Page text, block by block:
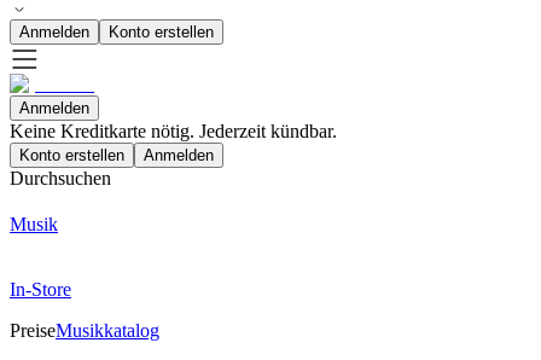
Anmelden Konto erstellen
Anmelden
Keine Kreditkarte nötig. Jederzeit kündbar.
Konto erstellen Anmelden
Durchsuchen
Musik
In-Store
PreiseMusikkatalog